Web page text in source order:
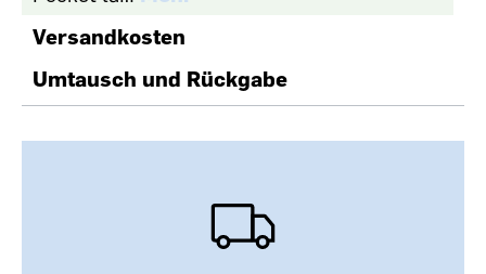
Versandkosten
Umtausch und Rückgabe